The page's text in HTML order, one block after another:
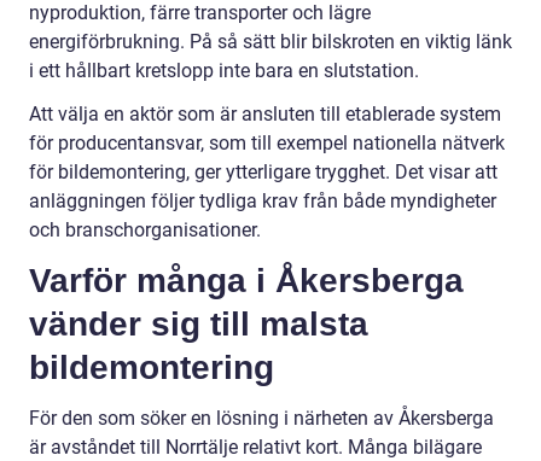
nyproduktion, färre transporter och lägre
energiförbrukning. På så sätt blir bilskroten en viktig länk
i ett hållbart kretslopp inte bara en slutstation.
Att välja en aktör som är ansluten till etablerade system
för producentansvar, som till exempel nationella nätverk
för bildemontering, ger ytterligare trygghet. Det visar att
anläggningen följer tydliga krav från både myndigheter
och branschorganisationer.
Varför många i Åkersberga
vänder sig till malsta
bildemontering
För den som söker en lösning i närheten av Åkersberga
är avståndet till Norrtälje relativt kort. Många bilägare